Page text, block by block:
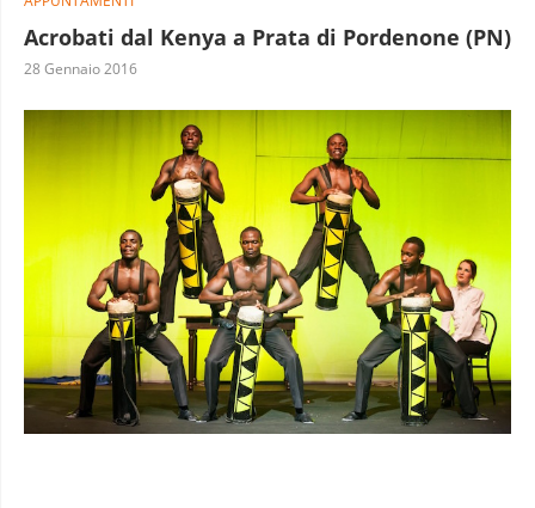
Acrobati dal Kenya a Prata di Pordenone (PN)
28 Gennaio 2016